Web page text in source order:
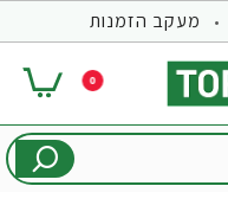
מעקב הזמנות
0